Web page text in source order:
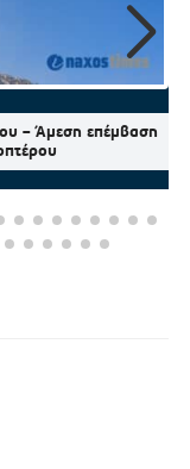
– Άμεση επέμβαση